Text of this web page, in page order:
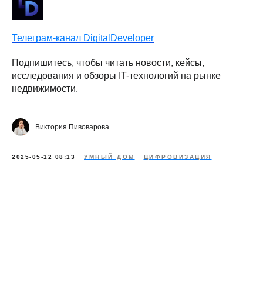
Телеграм-канал DigitalDeveloper
Подпишитесь, чтобы читать новости, кейсы,
исследования и обзоры IT-технологий на рынке
недвижимости.
Виктория Пивоварова
2025-05-12 08:13 УМНЫЙ ДОМ ЦИФРОВИЗАЦИЯ